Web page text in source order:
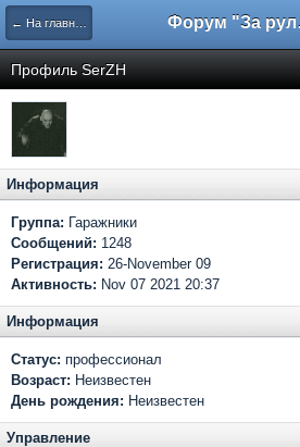
← На главную
Профиль SerZH
Информация
Группа: Гаражники
Сообщений: 1248
Регистрация: 26-November 09
Активность: Nov 07 2021 20:37
Информация
Статус: профессионал
Возраст: Неизвестен
День рождения: Неизвестен
Управление